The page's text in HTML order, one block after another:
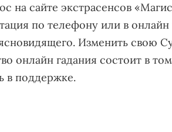
на сайте экстрасенсов
по телефону или в онлайн
Изменить свою
онлайн гадания состоит в
в поддержке.